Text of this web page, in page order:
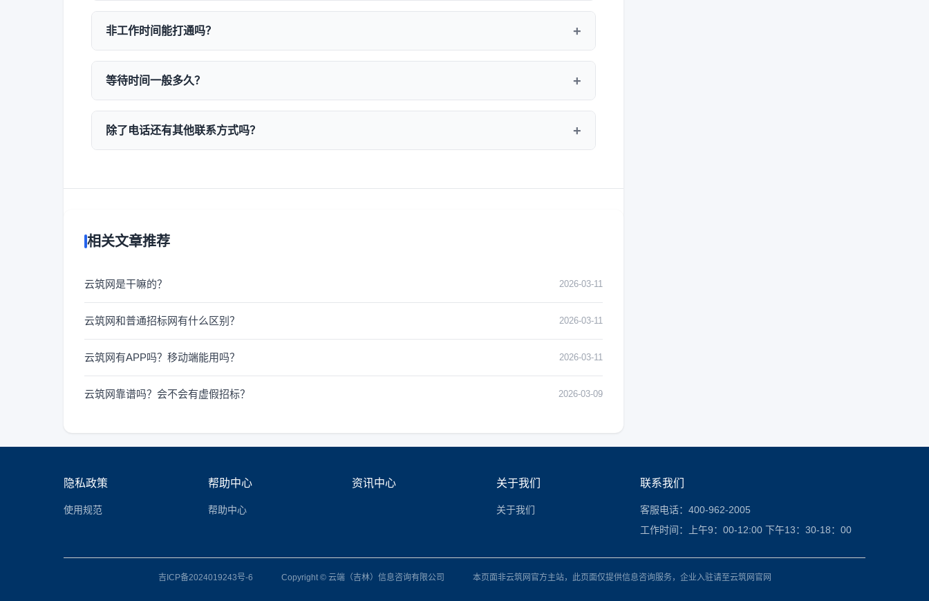
客服热线400-962-2005采用全国统一收费标准，按市话费收取，无额外服务费。具体资费标准请
咨询您的运营商。
非工作时间能打通吗？
可以的。我们的值班客服会保持时刻在线接听热线。
等待时间一般多久？
我们的平均等待时间控制在30秒以内。如遇咨询高峰，系统会提示预计等待时间，并提供回拨服
务选项。
除了电话还有其他联系方式吗？
相关文章推荐
云筑网是干嘛的？ 2026-03-11
云筑网和普通招标网有什么区别？ 2026-03-11
云筑网有APP吗？移动端能用吗？ 2026-03-11
云筑网靠谱吗？会不会有虚假招标？ 2026-03-09
隐私政策
使用规范
帮助中心
帮助中心
资讯中心 关于我们
关于我们
联系我们
客服电话：400-962-2005
工作时间：上午9：00-12:00 下午13：30-18：00
吉ICP备2024019243号-6 Copyright © 云端（吉林）信息咨询有限公司 本页面非云筑网官方主站，此页面仅提供信息咨询服务，企业入驻请至云筑网官网